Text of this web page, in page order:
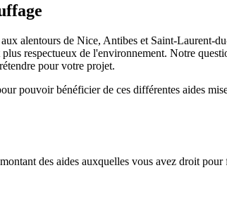
alentours de Nice, Antibes et Saint-Laurent-
respectueux de l'environnement. Notre
pour votre projet.
pouvoir bénéficier de ces différentes aides
des aides auxquelles vous avez droit